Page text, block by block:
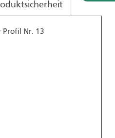
Profil Nr. 13